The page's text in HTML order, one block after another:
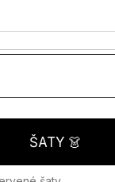
ŠATY 👗